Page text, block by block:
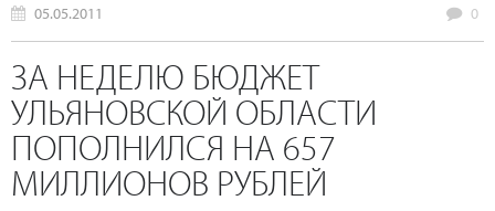
05.05.2011 0
ЗА НЕДЕЛЮ БЮДЖЕТ
УЛЬЯНОВСКОЙ ОБЛАСТИ
ПОПОЛНИЛСЯ НА 657
МИЛЛИОНОВ РУБЛЕЙ